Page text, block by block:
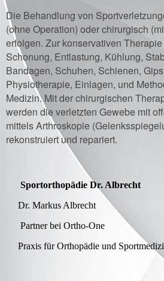
Die Behandlung von
(ohne Operation) oder chirurgisch
erfolgen. Zur konservativen
Schonung, Entlastung, Kühlung,
Bandagen, Schuhen, Schienen,
Physiotherapie, Einlagen, und
Medizin. Mit der chirurgischen
werden die verletzten Gewebe mit
mittels Arthroskopie
rekonstruiert und repariert.
Sportorthopädie Dr. Albrecht
Dr. Markus Albrecht
Partner bei Ortho-One
Praxis für Orthopädie und